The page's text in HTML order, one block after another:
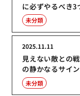
に必ずやるべき3
未分類
見えない敵との
の静かなるサイン
2025.11.11
未分類